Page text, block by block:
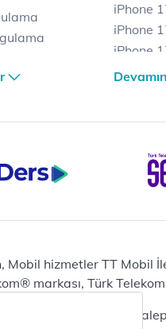
iPhone
iPhone
iPhone
iPhone
Casper
Ev
Modem
Zyxel
Mobil hizmetler TT Mobil
markası, Türk
mobil bireysel